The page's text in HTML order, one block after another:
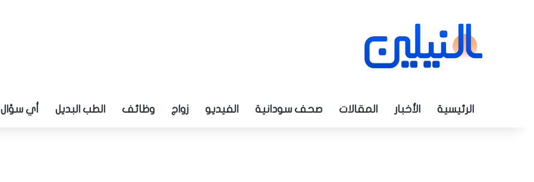
الرئيسية الأخبار المقالات صحف سودانية الفيديو زواج وظائف الطب البديل أي سؤال